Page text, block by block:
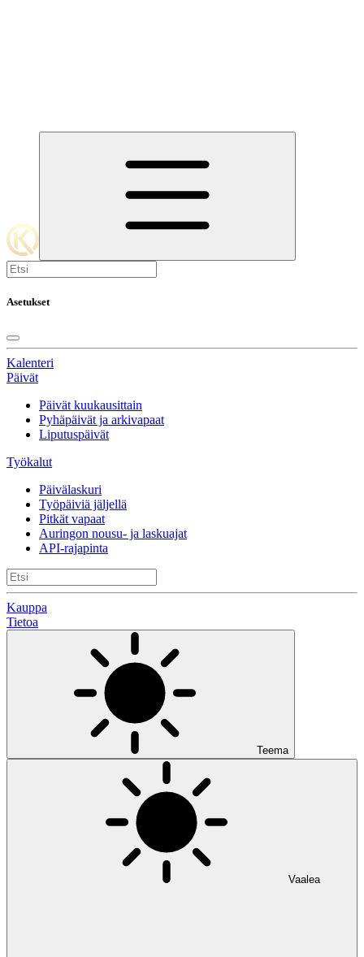
Asetukset
Kalenteri
Päivät
Päivät kuukausittain
Pyhäpäivät ja arkivapaat
Liputuspäivät
Työkalut
Päivälaskuri
Työpäiviä jäljellä
Pitkät vapaat
Auringon nousu- ja laskuajat
API-rajapinta
Kauppa
Tietoa
Teema
Vaalea